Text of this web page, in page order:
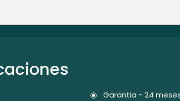
Garantia - 24